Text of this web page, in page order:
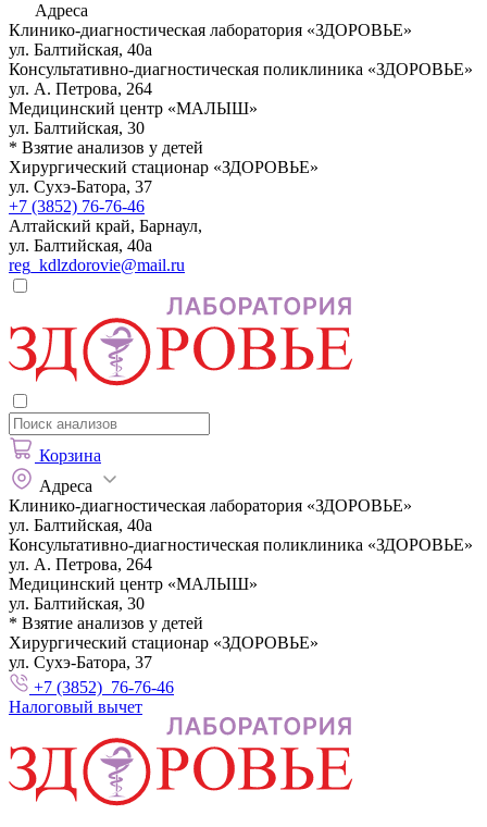
Адреса
Клинико-диагностическая лаборатория «ЗДОРОВЬЕ»
ул. Балтийская, 40а
Консультативно-диагностическая поликлиника «ЗДОРОВЬЕ»
ул. А. Петрова, 264
Медицинский центр «МАЛЫШ»
ул. Балтийская, 30
* Взятие анализов у детей
Хирургический стационар «ЗДОРОВЬЕ»
ул. Сухэ-Батора, 37
+7 (3852) 76-76-46
Алтайский край, Барнаул,
ул. Балтийская, 40а
reg_kdlzdorovie@mail.ru
Корзина
Адреса
Клинико-диагностическая лаборатория «ЗДОРОВЬЕ»
ул. Балтийская, 40а
Консультативно-диагностическая поликлиника «ЗДОРОВЬЕ»
ул. А. Петрова, 264
Медицинский центр «МАЛЫШ»
ул. Балтийская, 30
* Взятие анализов у детей
Хирургический стационар «ЗДОРОВЬЕ»
ул. Сухэ-Батора, 37
+7 (3852) 76-76-46
Налоговый вычет